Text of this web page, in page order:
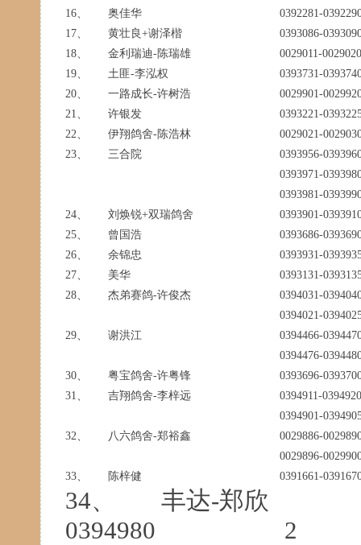
16、
奥佳华
0392281-
17、
黄壮良+谢泽楷
0393086-
18、
金利瑞迪-陈瑞雄
0029011-
19、
土匪-李泓权
0393731-
20、
一路成长-许树浩
0029901-
21、
许银发
0393221-
22、
伊翔鸽舍-陈浩林
0029021-
23、
三合院
0393956-
0393971-
0393981-
24、
刘焕锐+双瑞鸽舍
0393901-
25、
曾国浩
0393686-
26、
余锦忠
0393931-
27、
美华
0393131-
28、
杰弟赛鸽-许俊杰
0394031-
0394021-
29、
谢洪江
0394466-
0394476-
30、
粤宝鸽舍-许粤锋
0393696-
31、
吉翔鸽舍-李梓远
0394911-
0394901-
32、
八六鸽舍-郑裕鑫
0029886-
0029896-
33、
陈梓健 0391661-
34、 丰达-
0394980 2